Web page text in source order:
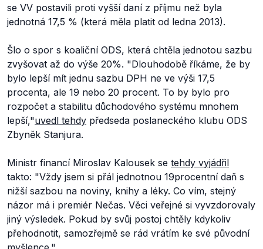
se VV postavili proti vyšší daní z příjmu než byla
jednotná 17,5 % (která měla platit od ledna 2013).
Šlo o spor s koaliční ODS, která chtěla jednotou sazbu
zvyšovat až do výše 20%. "Dlouhodobě říkáme, že by
bylo lepší mít jednu sazbu DPH ne ve výši 17,5
procenta, ale 19 nebo 20 procent. To by bylo pro
rozpočet a stabilitu důchodového systému mnohem
lepší,"uvedl tehdy předseda poslaneckého klubu ODS
Zbyněk Stanjura.
Ministr financí Miroslav Kalousek se tehdy vyjádřil
takto: "Vždy jsem si přál jednotnou 19procentní daň s
nižší sazbou na noviny, knihy a léky. Co vím, stejný
názor má i premiér Nečas. Věci veřejné si vyvzdorovaly
jiný výsledek. Pokud by svůj postoj chtěly kdykoliv
přehodnotit, samozřejmě se rád vrátím ke své původní